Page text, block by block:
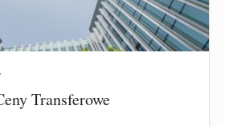
Transferowe